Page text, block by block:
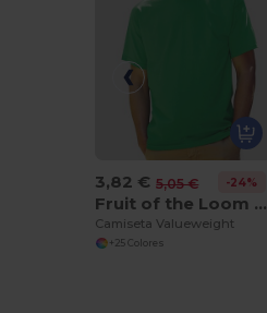
3,82 € 5,05 € -24%
Fruit of the Loom SS030
Camiseta Valueweight
+25 Colores